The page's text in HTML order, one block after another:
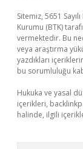
Sitemiz, 5651
Kurumu (BTK)
vermektedir. Bu
veya araştırma
yazdıkları
bu sorumluluğu
Hukuka ve yasal
içerikleri,
halinde, ilgili